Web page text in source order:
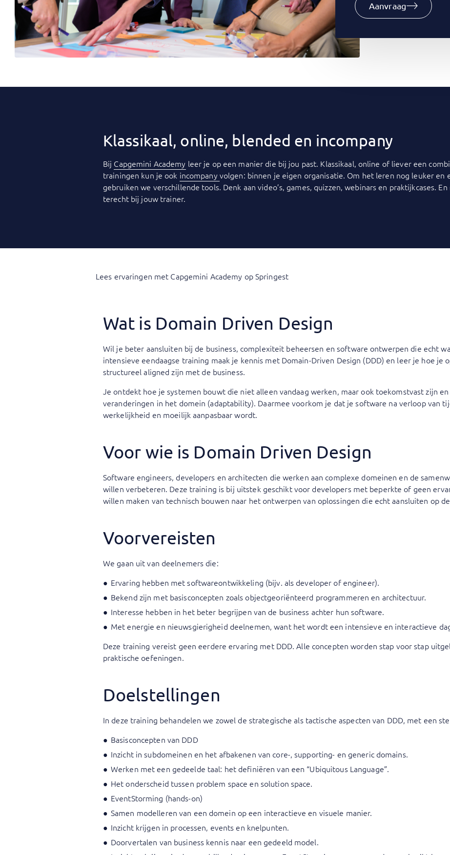
Aanvraag
Klassikaal, online, blended en incompany
Bij Capgemini Academy leer je op een manier die bij jou past. Klassikaal, online of liever een
trainingen kun je ook incompany volgen: binnen je eigen organisatie. Om het leren nog leuker en
gebruiken we verschillende tools. Denk aan video’s, games, quizzen, webinars en praktijkcases.
terecht bij jouw trainer.
Lees ervaringen met Capgemini Academy op Springest
Wat is Domain Driven Design
Wil je beter aansluiten bij de business, complexiteit beheersen en software ontwerpen die echt
intensieve eendaagse training maak je kennis met Domain-Driven Design (DDD) en leer je hoe je
structureel aligned zijn met de business.
Je ontdekt hoe je systemen bouwt die niet alleen vandaag werken, maar ook toekomstvast zijn
veranderingen in het domein (adaptability). Daarmee voorkom je dat je software na verloop van
werkelijkheid en moeilijk aanpasbaar wordt.
Voor wie is Domain Driven Design
Software engineers, developers en architecten die werken aan complexe domeinen en de
willen verbeteren. Deze training is bij uitstek geschikt voor developers met beperkte of geen
willen maken van technisch bouwen naar het ontwerpen van oplossingen die echt aansluiten op
Voorvereisten
We gaan uit van deelnemers die:
Ervaring hebben met softwareontwikkeling (bijv. als developer of engineer).
Bekend zijn met basisconcepten zoals objectgeoriënteerd programmeren en architectuur.
Interesse hebben in het beter begrijpen van de business achter hun software.
Met energie en nieuwsgierigheid deelnemen, want het wordt een intensieve en interactieve
Deze training vereist geen eerdere ervaring met DDD. Alle concepten worden stap voor stap
praktische oefeningen.
Doelstellingen
In deze training behandelen we zowel de strategische als tactische aspecten van DDD, met een
Basisconcepten van DDD
Inzicht in subdomeinen en het afbakenen van core-, supporting- en generic domains.
Werken met een gedeelde taal: het definiëren van een “Ubiquitous Language”.
Het onderscheid tussen problem space en solution space.
EventStorming (hands-on)
Samen modelleren van een domein op een interactieve en visuele manier.
Inzicht krijgen in processen, events en knelpunten.
Doorvertalen van business kennis naar een gedeeld model.